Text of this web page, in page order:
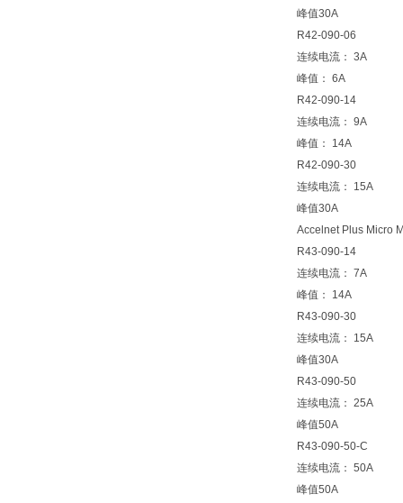
峰值30A
R42-090-06
连续电流： 3A
峰值： 6A
R42-090-14
连续电流： 9A
峰值： 14A
R42-090-30
连续电流： 15A
峰值30A
Accelnet Plus Micro
R43-090-14
连续电流： 7A
峰值： 14A
R43-090-30
连续电流： 15A
峰值30A
R43-090-50
连续电流： 25A
峰值50A
R43-090-50-C
连续电流： 50A
峰值50A